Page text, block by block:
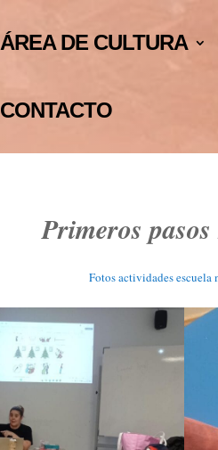
ÁREA DE CULTURA
CONTACTO
Primeros
Fotos actividades escuela